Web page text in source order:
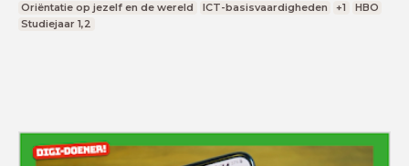
Oriëntatie op jezelf en de wereld ICT-basisvaardigheden +1
HBO
Studiejaar 1,2